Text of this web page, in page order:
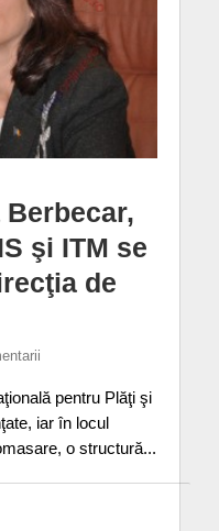
şi ITM se
de
pentru Plăţi şi
iar în locul
o structură...